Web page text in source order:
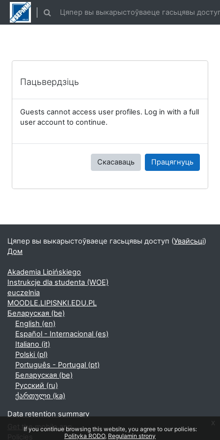
Прапусьціць да асноўнага кантэнту
Пераключыць увод пошуку
Цяпер вы выкарыстоўваеце гасьцявы
Пацьвердзіць
Guests cannot access user profiles. Log in with a full
user account to continue.
Скасаваць Працягнуць
Цяпер вы выкарыстоўваеце гасьцявы доступ (Увайсьці)
Дом
Akademia Lipińskiego
Instrukcje dla studenta (WOE)
euczelnia
MOODLE.LIPISNKI.EDU.PL
Беларуская ‎(be)‎
English ‎(en)‎
Español - Internacional ‎(es)‎
Italiano ‎(it)‎
Polski ‎(pl)‎
Português - Portugal ‎(pt)‎
Беларуская ‎(be)‎
Русский ‎(ru)‎
ქართული ‎(ka)‎
Data retention summary
Get the mobile app
If you continue browsing this website, you agree to our policies:
Polityka RODO Regulamin strony
x